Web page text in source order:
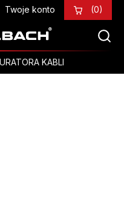
Twoje konto (0)
KABLI